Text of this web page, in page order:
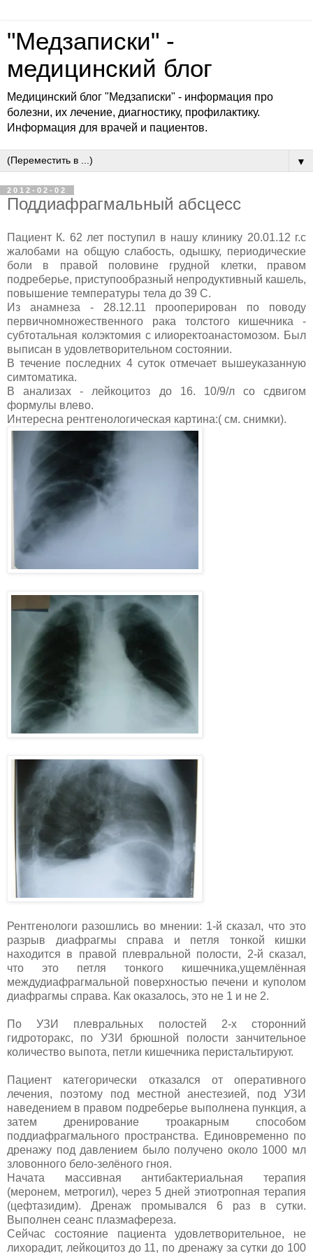
"Медзаписки" -
медицинский блог
Медицинский блог "Медзаписки" - информация про
болезни, их лечение, диагностику, профилактику.
Информация для врачей и пациентов.
▼
2012-02-02
Поддиафрагмальный абсцесс
Пациент К. 62 лет поступил в нашу клинику 20.01.12 г.с
жалобами на общую слабость, одышку, периодические
боли в правой половине грудной клетки, правом
подреберье, приступообразный непродуктивный кашель,
повышение температуры тела до 39 С.
Из анамнеза - 28.12.11 прооперирован по поводу
первичномножественного рака толстого кишечника -
субтотальная колэктомия с илиоректоанастомозом. Был
выписан в удовлетворительном состоянии.
В течение последних 4 суток отмечает вышеуказанную
симтоматика.
В анализах - лейкоцитоз до 16. 10/9/л со сдвигом
формулы влево.
Интересна рентгенологическая картина:( см. снимки).
Рентгенологи разошлись во мнении: 1-й сказал, что это
разрыв диафрагмы справа и петля тонкой кишки
находится в правой плевральной полости, 2-й сказал,
что это петля тонкого кишечника,ущемлённая
междудиафрагмальной поверхностью печени и куполом
диафрагмы справа. Как оказалось, это не 1 и не 2.
По УЗИ плевральных полостей 2-х сторонний
гидроторакс, по УЗИ брюшной полости занчительное
количество выпота, петли кишечника перистальтируют.
Пациент категорически отказался от оперативного
лечения, поэтому под местной анестезией, под УЗИ
наведением в правом подреберье выполнена пункция, а
затем дренирование троакарным способом
поддиафрагмального пространства. Единовременно по
дренажу под давлением было получено около 1000 мл
зловонного бело-зелёного гноя.
Начата массивная антибактериальная терапия
(меронем, метрогил), через 5 дней этиотропная терапия
(цефтазидим). Дренаж промывался 6 раз в сутки.
Выполнен сеанс плазмафереза.
Сейчас состояние пациента удовлетворительное, не
лихорадит, лейкоцитоз до 11, по дренажу за сутки до 100